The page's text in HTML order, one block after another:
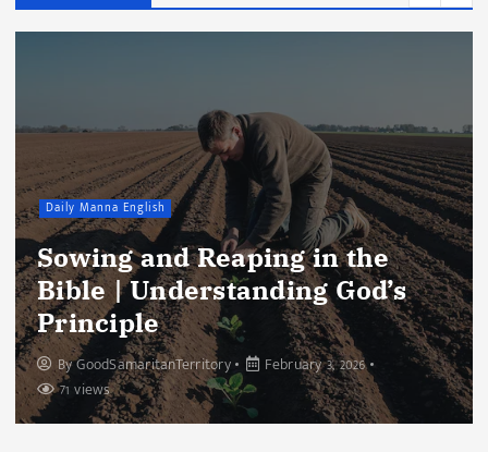
Daily Manna English
Sowing and Reaping in the
Bible | Understanding God’s
Principle
ByGoodSamaritanTerritory
February 3, 2026
71 views